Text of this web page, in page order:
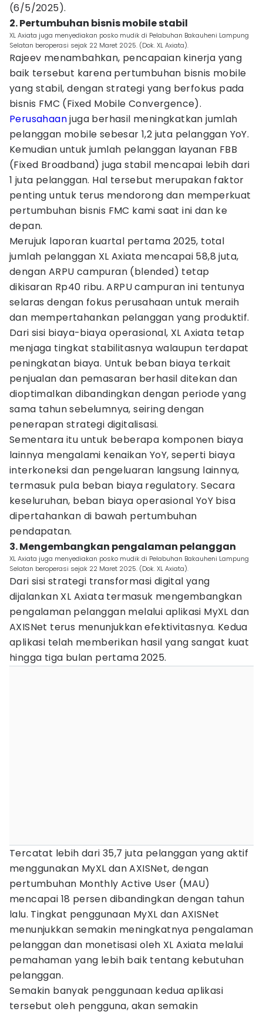
(6/5/2025).
2. Pertumbuhan bisnis mobile stabil
XL Axiata juga menyediakan posko mudik di Pelabuhan Bakauheni Lampung
Selatan beroperasi sejak 22 Maret 2025. (Dok. XL Axiata).
Rajeev menambahkan, pencapaian kinerja yang
baik tersebut karena pertumbuhan bisnis mobile
yang stabil, dengan strategi yang berfokus pada
bisnis FMC (Fixed Mobile Convergence).
Perusahaanjuga berhasil meningkatkan jumlah
pelanggan mobile sebesar 1,2 juta pelanggan YoY.
Kemudian untuk jumlah pelanggan layanan FBB
(Fixed Broadband) juga stabil mencapai lebih dari
1 juta pelanggan. Hal tersebut merupakan faktor
penting untuk terus mendorong dan memperkuat
pertumbuhan bisnis FMC kami saat ini dan ke
depan.
Merujuk laporan kuartal pertama 2025, total
jumlah pelanggan XL Axiata mencapai 58,8 juta,
dengan ARPU campuran (blended) tetap
dikisaran Rp40 ribu. ARPU campuran ini tentunya
selaras dengan fokus perusahaan untuk meraih
dan mempertahankan pelanggan yang produktif.
Dari sisi biaya-biaya operasional, XL Axiata tetap
menjaga tingkat stabilitasnya walaupun terdapat
peningkatan biaya. Untuk beban biaya terkait
penjualan dan pemasaran berhasil ditekan dan
dioptimalkan dibandingkan dengan periode yang
sama tahun sebelumnya, seiring dengan
penerapan strategi digitalisasi.
Sementara itu untuk beberapa komponen biaya
lainnya mengalami kenaikan YoY, seperti biaya
interkoneksi dan pengeluaran langsung lainnya,
termasuk pula beban biaya regulatory. Secara
keseluruhan, beban biaya operasional YoY bisa
dipertahankan di bawah pertumbuhan
pendapatan.
3. Mengembangkan pengalaman pelanggan
XL Axiata juga menyediakan posko mudik di Pelabuhan Bakauheni Lampung
Selatan beroperasi sejak 22 Maret 2025. (Dok. XL Axiata).
Dari sisi strategi transformasi digital yang
dijalankan XL Axiata termasuk mengembangkan
pengalaman pelanggan melalui aplikasi MyXL dan
AXISNet terus menunjukkan efektivitasnya. Kedua
aplikasi telah memberikan hasil yang sangat kuat
hingga tiga bulan pertama 2025.
Tercatat lebih dari 35,7 juta pelanggan yang aktif
menggunakan MyXL dan AXISNet, dengan
pertumbuhan Monthly Active User (MAU)
mencapai 18 persen dibandingkan dengan tahun
lalu. Tingkat penggunaan MyXL dan AXISNet
menunjukkan semakin meningkatnya pengalaman
pelanggan dan monetisasi oleh XL Axiata melalui
pemahaman yang lebih baik tentang kebutuhan
pelanggan.
Semakin banyak penggunaan kedua aplikasi
tersebut oleh pengguna, akan semakin